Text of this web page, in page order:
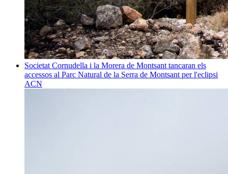
Societat Cornudella i la Morera de Montsant tancaran els
accessos al Parc Natural de la Serra de Montsant per l'eclipsi
ACN